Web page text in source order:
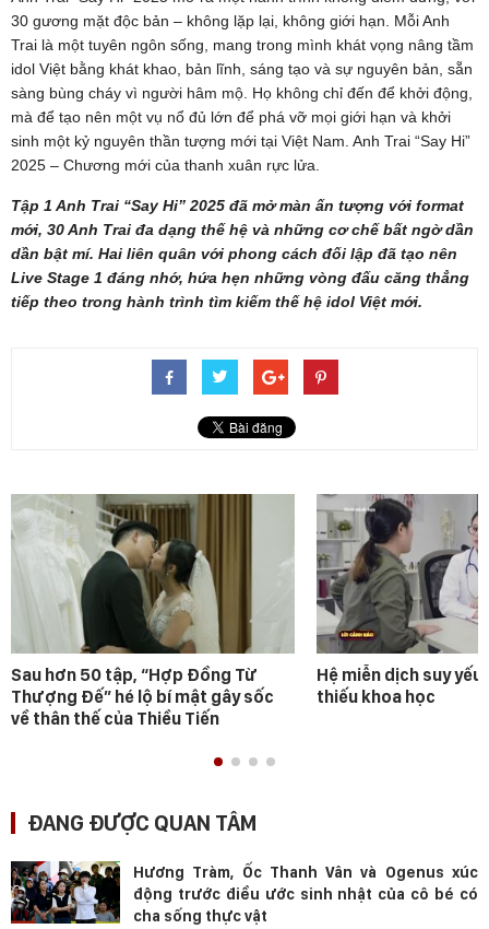
30 gương mặt độc bản – không lặp lại, không giới hạn. Mỗi Anh
Trai là một tuyên ngôn sống, mang trong mình khát vọng nâng tầm
idol Việt bằng khát khao, bản lĩnh, sáng tạo và sự nguyên bản, sẵn
sàng bùng cháy vì người hâm mộ. Họ không chỉ đến để khởi động,
mà để tạo nên một vụ nổ đủ lớn để phá vỡ mọi giới hạn và khởi
sinh một kỷ nguyên thần tượng mới tại Việt Nam. Anh Trai “Say Hi”
2025 – Chương mới của thanh xuân rực lửa.
Tập 1 Anh Trai “Say Hi” 2025 đã mở màn ấn tượng với format
mới, 30 Anh Trai đa dạng thế hệ và những cơ chế bất ngờ dần
dần bật mí. Hai liên quân với phong cách đối lập đã tạo nên
Live Stage 1 đáng nhớ, hứa hẹn những vòng đấu căng thẳng
tiếp theo trong hành trình tìm kiếm thế hệ idol Việt mới.
Sau hơn 50 tập, “Hợp Đồng Từ
Thượng Đế” hé lộ bí mật gây sốc
về thân thế của Thiều Tiến
Hệ miễn dịch suy
thiếu khoa học
ĐANG ĐƯỢC QUAN TÂM
Hương Tràm, Ốc Thanh Vân và Ogenus xúc
động trước điều ước sinh nhật của cô bé có
cha sống thực vật